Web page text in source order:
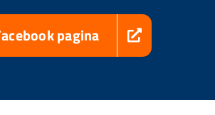
pagina